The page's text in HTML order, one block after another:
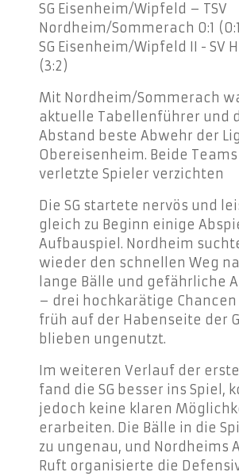
SG Eisenheim/Wipfeld – TSV
Nordheim/Sommerach 0:1
SG Eisenheim/Wipfeld II - SV
(3:2)
Mit Nordheim/Sommerach
aktuelle Tabellenführer und
Abstand beste Abwehr der
Obereisenheim. Beide
verletzte Spieler verzichten
Die SG startete nervös und
gleich zu Beginn einige
Aufbauspiel. Nordheim
wieder den schnellen Weg
lange Bälle und gefährliche
– drei hochkarätige
früh auf der Habenseite der
blieben ungenutzt.
Im weiteren Verlauf der
fand die SG besser ins Spiel,
jedoch keine klaren
erarbeiten. Die Bälle in die
zu ungenau, und Nordheims
Ruft organisierte die